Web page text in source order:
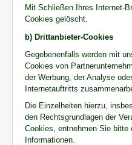
Mit Schließen Ihres Internet-
Cookies gelöscht.
b) Drittanbieter-Cookies
Gegebenenfalls werden mit
Cookies von
der Werbung, der Analyse
Internetauftritts
Die Einzelheiten hierzu,
den Rechtsgrundlagen der
Cookies, entnehmen Sie bitte
Informationen.